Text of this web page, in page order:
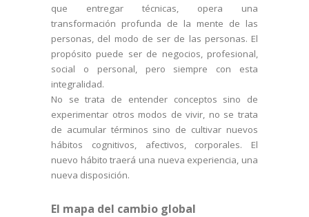
que entregar técnicas, opera una
transformación profunda de la mente de las
personas, del modo de ser de las personas. El
propósito puede ser de negocios, profesional,
social o personal, pero siempre con esta
integralidad.
No se trata de entender conceptos sino de
experimentar otros modos de vivir, no se trata
de acumular términos sino de cultivar nuevos
hábitos cognitivos, afectivos, corporales. El
nuevo hábito traerá una nueva experiencia, una
nueva disposición.
El mapa del cambio global